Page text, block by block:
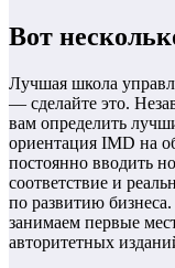
Вот
Лучшая школа
— сделайте это.
вам определить
ориентация IMD на
постоянно вводить
соответствие и
по развитию
занимаем первые
авторитетных